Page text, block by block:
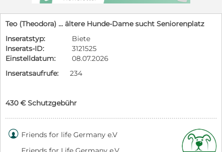
Teo (Theodora) ... ältere Hunde-Dame sucht Seniorenplatz
Inseratstyp:
Biete
Inserats-ID:
3121525
Einstelldatum:
08.07.2026
Inseratsaufrufe:
234
430 € Schutzgebühr
 Friends for life Germany e.V